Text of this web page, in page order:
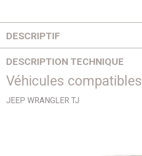
DESCRIPTIF
DESCRIPTION TECHNIQUE
PHOTO NON CONTRACTUELLE
Véhicules compatibles
JEEP WRANGLER TJ